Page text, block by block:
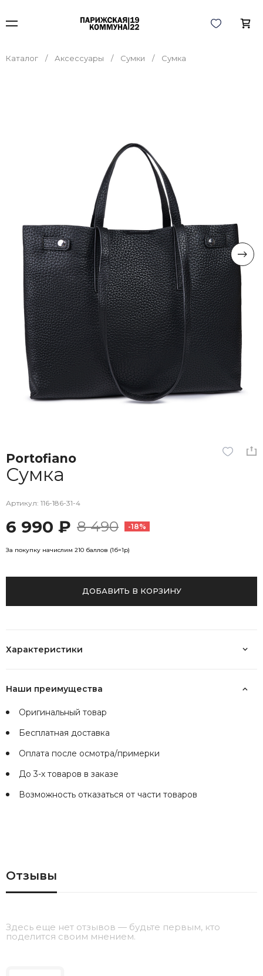
Каталог Аксессуары Сумки Сумка
Portofiano
Сумка
Артикул: 116-186-31-4
6 990 ₽ 8 490 -18%
За покупку начислим 210 баллов (1б=1р)
ДОБАВИТЬ В КОРЗИНУ
Характеристики
Наши преимущества
Оригинальный товар
Бесплатная доставка
Оплата после осмотра/примерки
До 3-х товаров в заказе
Возможность отказаться от части товаров
Отзывы
Здесь еще нет отзывов — будьте первым, кто
поделится своим мнением.